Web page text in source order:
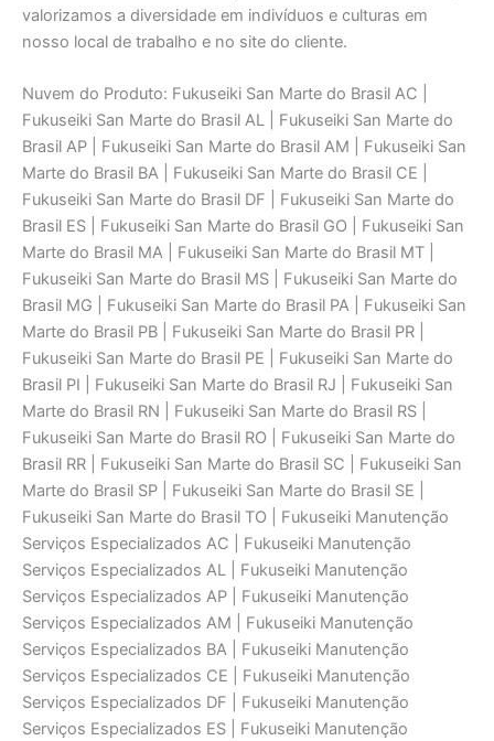
valorizamos a diversidade em indivíduos e culturas em
nosso local de trabalho e no site do cliente.
Nuvem do Produto: Fukuseiki San Marte do Brasil AC |
Fukuseiki San Marte do Brasil AL | Fukuseiki San Marte do
Brasil AP | Fukuseiki San Marte do Brasil AM | Fukuseiki San
Marte do Brasil BA | Fukuseiki San Marte do Brasil CE |
Fukuseiki San Marte do Brasil DF | Fukuseiki San Marte do
Brasil ES | Fukuseiki San Marte do Brasil GO | Fukuseiki San
Marte do Brasil MA | Fukuseiki San Marte do Brasil MT |
Fukuseiki San Marte do Brasil MS | Fukuseiki San Marte do
Brasil MG | Fukuseiki San Marte do Brasil PA | Fukuseiki San
Marte do Brasil PB | Fukuseiki San Marte do Brasil PR |
Fukuseiki San Marte do Brasil PE | Fukuseiki San Marte do
Brasil PI | Fukuseiki San Marte do Brasil RJ | Fukuseiki San
Marte do Brasil RN | Fukuseiki San Marte do Brasil RS |
Fukuseiki San Marte do Brasil RO | Fukuseiki San Marte do
Brasil RR | Fukuseiki San Marte do Brasil SC | Fukuseiki San
Marte do Brasil SP | Fukuseiki San Marte do Brasil SE |
Fukuseiki San Marte do Brasil TO | Fukuseiki Manutenção
Serviços Especializados AC | Fukuseiki Manutenção
Serviços Especializados AL | Fukuseiki Manutenção
Serviços Especializados AP | Fukuseiki Manutenção
Serviços Especializados AM | Fukuseiki Manutenção
Serviços Especializados BA | Fukuseiki Manutenção
Serviços Especializados CE | Fukuseiki Manutenção
Serviços Especializados DF | Fukuseiki Manutenção
Serviços Especializados ES | Fukuseiki Manutenção